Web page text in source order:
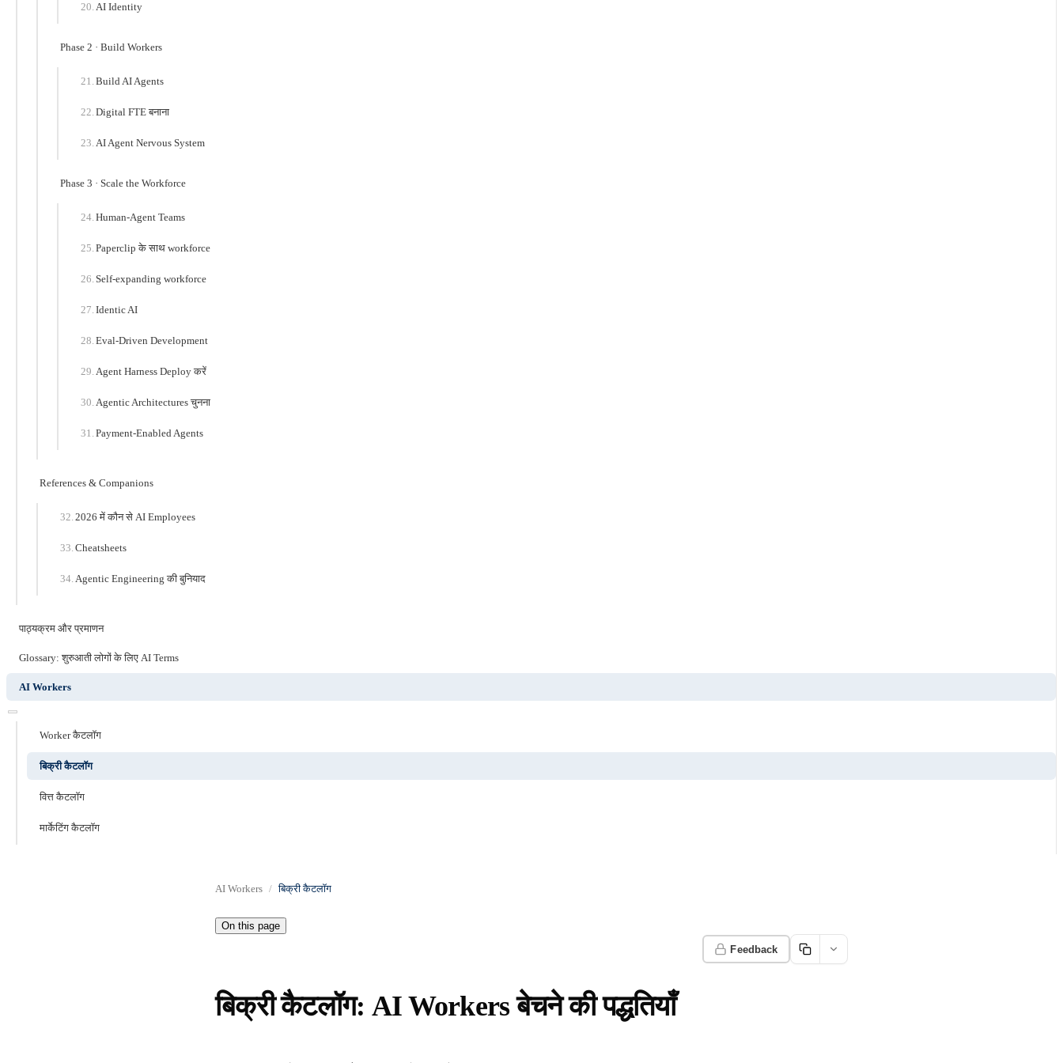
AI Identity
Phase 2 · Build Workers
Build AI Agents
Digital FTE बनाना
AI Agent Nervous System
Phase 3 · Scale the Workforce
Human-Agent Teams
Paperclip के साथ workforce
Self-expanding workforce
Identic AI
Eval-Driven Development
Agent Harness Deploy करें
Agentic Architectures चुनना
Payment-Enabled Agents
References & Companions
2026 में कौन से AI Employees
Cheatsheets
Agentic Engineering की बुनियाद
पाठ्यक्रम और प्रमाणन
Glossary: शुरुआती लोगों के लिए AI Terms
AI Workers
Worker कैटलॉग
बिक्री कैटलॉग
वित्त कैटलॉग
मार्केटिंग कैटलॉग
AI Workers बिक्री कैटलॉग
On this page
Feedback
बिक्री कैटलॉग: AI Workers बेचने की पद्धतियाँ